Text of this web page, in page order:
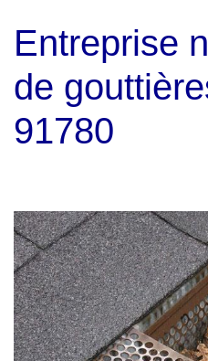
Entreprise
de
91780